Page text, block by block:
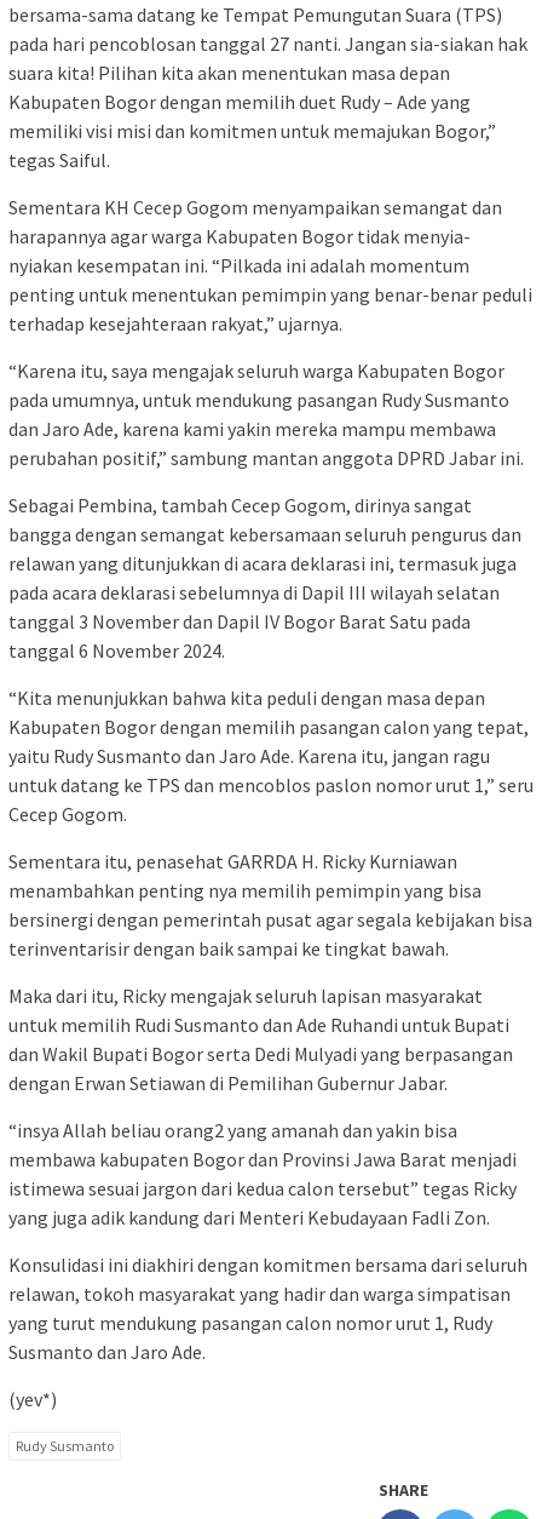
bersama-sama datang ke Tempat Pemungutan Suara (TPS)
pada hari pencoblosan tanggal 27 nanti. Jangan sia-siakan hak
suara kita! Pilihan kita akan menentukan masa depan
Kabupaten Bogor dengan memilih duet Rudy – Ade yang
memiliki visi misi dan komitmen untuk memajukan Bogor,”
tegas Saiful.
Sementara KH Cecep Gogom menyampaikan semangat dan
harapannya agar warga Kabupaten Bogor tidak menyia-
nyiakan kesempatan ini. “Pilkada ini adalah momentum
penting untuk menentukan pemimpin yang benar-benar peduli
terhadap kesejahteraan rakyat,” ujarnya.
“Karena itu, saya mengajak seluruh warga Kabupaten Bogor
pada umumnya, untuk mendukung pasangan Rudy Susmanto
dan Jaro Ade, karena kami yakin mereka mampu membawa
perubahan positif,” sambung mantan anggota DPRD Jabar ini.
Sebagai Pembina, tambah Cecep Gogom, dirinya sangat
bangga dengan semangat kebersamaan seluruh pengurus dan
relawan yang ditunjukkan di acara deklarasi ini, termasuk juga
pada acara deklarasi sebelumnya di Dapil III wilayah selatan
tanggal 3 November dan Dapil IV Bogor Barat Satu pada
tanggal 6 November 2024.
“Kita menunjukkan bahwa kita peduli dengan masa depan
Kabupaten Bogor dengan memilih pasangan calon yang tepat,
yaitu Rudy Susmanto dan Jaro Ade. Karena itu, jangan ragu
untuk datang ke TPS dan mencoblos paslon nomor urut 1,” seru
Cecep Gogom.
Sementara itu, penasehat GARRDA H. Ricky Kurniawan
menambahkan penting nya memilih pemimpin yang bisa
bersinergi dengan pemerintah pusat agar segala kebijakan bisa
terinventarisir dengan baik sampai ke tingkat bawah.
Maka dari itu, Ricky mengajak seluruh lapisan masyarakat
untuk memilih Rudi Susmanto dan Ade Ruhandi untuk Bupati
dan Wakil Bupati Bogor serta Dedi Mulyadi yang berpasangan
dengan Erwan Setiawan di Pemilihan Gubernur Jabar.
“insya Allah beliau orang2 yang amanah dan yakin bisa
membawa kabupaten Bogor dan Provinsi Jawa Barat menjadi
istimewa sesuai jargon dari kedua calon tersebut” tegas Ricky
yang juga adik kandung dari Menteri Kebudayaan Fadli Zon.
Konsulidasi ini diakhiri dengan komitmen bersama dari seluruh
relawan, tokoh masyarakat yang hadir dan warga simpatisan
yang turut mendukung pasangan calon nomor urut 1, Rudy
Susmanto dan Jaro Ade.
(yev*)
Rudy Susmanto
SHARE